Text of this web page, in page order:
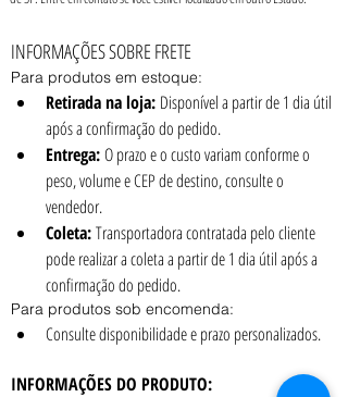
INFORMAÇÕES SOBRE FRETE
Para produtos em estoque:
Retirada na loja: Disponível a partir de 1 dia útil
após a confirmação do pedido.
Entrega: O prazo e o custo variam conforme o
peso, volume e CEP de destino, consulte o
vendedor.
Coleta: Transportadora contratada pelo cliente
pode realizar a coleta a partir de 1 dia útil após a
confirmação do pedido.
Para produtos sob encomenda:
Consulte disponibilidade e prazo personalizados.
INFORMAÇÕES DO PRODUTO: